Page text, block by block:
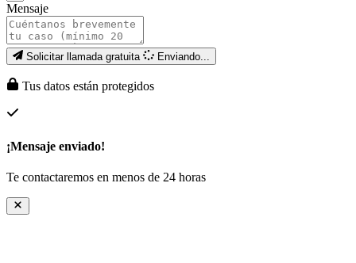
Mensaje
Solicitar llamada gratuita Enviando...
Tus datos están protegidos
¡Mensaje enviado!
Te contactaremos en menos de 24 horas